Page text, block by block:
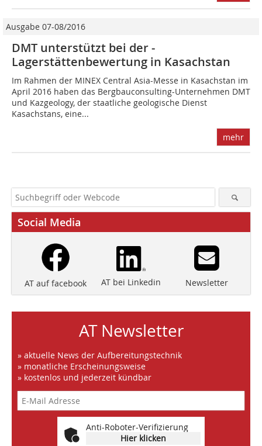
Ausgabe 07-08/2016
DMT unterstützt bei der ­
Lagerstättenbewertung in Kasachstan
Im Rahmen der MINEX Central Asia-Messe in Kasachstan im
April 2016 haben das Bergbauconsulting-Unternehmen DMT
und Kazgeology, der staatliche geologische Dienst
Kasachstans, eine...
mehr
Social Media
AT auf facebook AT bei Linkedin Newsletter
AT Newsletter
» aktuelle News der Aufbereitungstechnik
» monatliche Erscheinungsweise
» kostenlos und jederzeit kündbar
Anti-Roboter-Verifizierung
Hier klicken